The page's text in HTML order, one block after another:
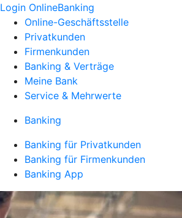
Login OnlineBanking
Online-Geschäftsstelle
Privatkunden
Firmenkunden
Banking & Verträge
Meine Bank
Service & Mehrwerte
Banking
Banking für Privatkunden
Banking für Firmenkunden
Banking App